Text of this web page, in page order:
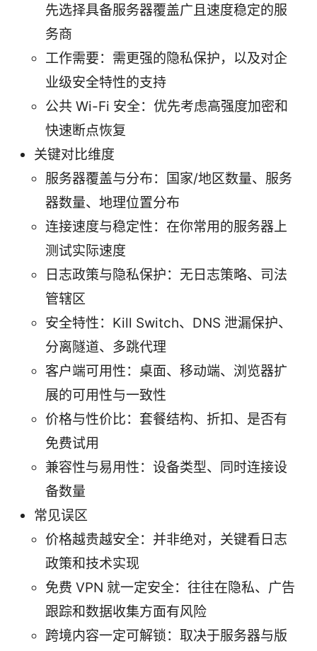
先选择具备服务器覆盖广且速度稳定的服
务商
工作需要：需更强的隐私保护，以及对企
业级安全特性的支持
公共 Wi-Fi 安全：优先考虑高强度加密和
快速断点恢复
关键对比维度
服务器覆盖与分布：国家/地区数量、服务
器数量、地理位置分布
连接速度与稳定性：在你常用的服务器上
测试实际速度
日志政策与隐私保护：无日志策略、司法
管辖区
安全特性：Kill Switch、DNS 泄漏保护、
分离隧道、多跳代理
客户端可用性：桌面、移动端、浏览器扩
展的可用性与一致性
价格与性价比：套餐结构、折扣、是否有
免费试用
兼容性与易用性：设备类型、同时连接设
备数量
常见误区
价格越贵越安全：并非绝对，关键看日志
政策和技术实现
免费 VPN 就一定安全：往往在隐私、广告
跟踪和数据收集方面有风险
跨境内容一定可解锁：取决于服务器与版